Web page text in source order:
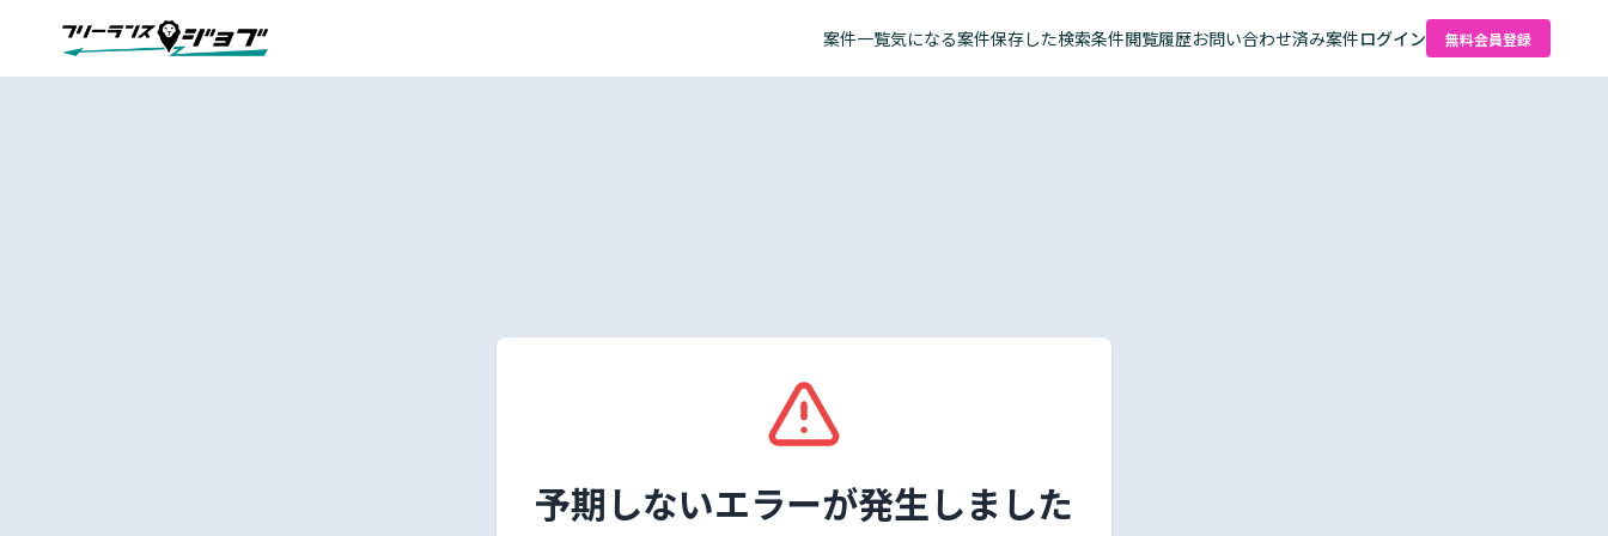
案件一覧気になる案件保存した検索条件閲覧履歴お問い合わせ済み案件ログイン 無料会員登録
予期しないエラーが発生しました